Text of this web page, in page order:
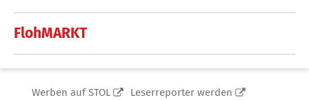
FlohMARKT
Werben auf STOL
Leserreporter werden